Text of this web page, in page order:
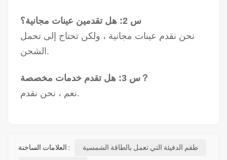
س 2: هل تقدمين عينات مجانية؟
نحن نقدم عينات مجانية ، ولكن تحتاج إلى تحمل
الشحن.
س 3: هل تقدم خدمات مخصصة？
نعم ، نحن نقدم.
العلامات الساخنة : طقم الدفيئة التي تعمل بالطاقة الشمسية